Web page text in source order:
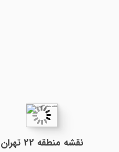
نقشه منطقه 22 تهران